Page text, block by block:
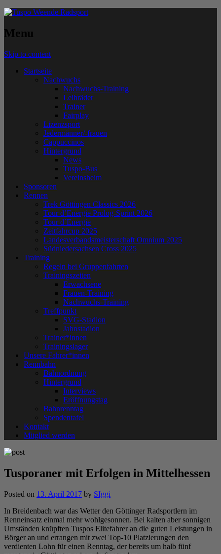
Menu
Skip to content
Startseite
Nachwuchs
Nachwuchs-Training
Leihräder
Trainer
Fairplay
Lizenzsport
Jedermänner/-frauen
Cappuccinos
Hintergrund
News
Tuspo-Bus
Vereinsheim
Sponsoren
Rennen
Trek Göttingen Classics 2026
Tour d’Energie Prolog-Sprint 2026
Tour d´Energie
Zeitfahrcup 2025
Landesverbandsmeisterschaft Omnium 2025
Südniedersachsen Cross 2025
Training
Regeln bei Gruppenfahrten
Trainingszeiten
Erwachsene
Frauen-Training
Nachwuchs-Training
Treffpunkt
SVG-Stadion
Jahnstadion
Trainer*innen
Trainingslager
Unsere Fahrer*innen
Rennbahn
Bahnordnung
Hintergrund
Interviews
Eröffnungstag
Bahnrenntag
Spendentafel
Kontakt
Mitglied werden
Tusporaner mit Erfolgen in Mittelhessen
Posted on 13. April 2017 by SIggi
In Breidenbach war das Wetter den Göttinger Radsportlern im
Renneinsatz einmal mehr wohlgesonnen. Bei kalten aber sonnigen
Umständen knüpften Tuspos Elitefahrer an die guten Leistungen in
Börger an und errangen mit zwei Top-10 Platzierungen den
verdienten Lohn für einen Renntag, der bereits um halb fünf